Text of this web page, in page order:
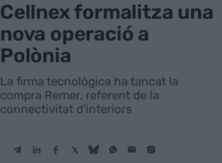
Cellnex formalitza una
nova operació a
Polònia
La firma tecnològica ha tancat la
compra Remer, referent de la
connectivitat d'interiors